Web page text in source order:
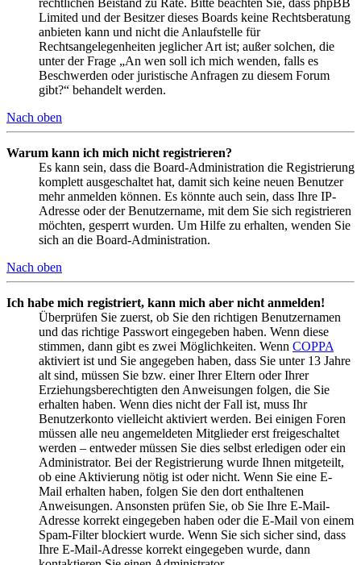
rechtlichen Beistand zu Rate. Bitte beachten Sie, dass phpBB
Limited und der Besitzer dieses Boards keine Rechtsberatung
anbieten kann und nicht die Anlaufstelle für
Rechtsangelegenheiten jeglicher Art ist; außer solchen, die
unter der Frage „An wen soll ich mich wenden, falls es
Beschwerden oder juristische Anfragen zu diesem Forum
gibt?“ behandelt werden.
Nach oben
Warum kann ich mich nicht registrieren?
Es kann sein, dass die Board-Administration die Registrierung
komplett ausgeschaltet hat, damit sich keine neuen Benutzer
mehr anmelden können. Es könnte auch sein, dass Ihre IP-
Adresse oder der Benutzername, mit dem Sie sich registrieren
möchten, gesperrt wurden. Um Hilfe zu erhalten, wenden Sie
sich an die Board-Administration.
Nach oben
Ich habe mich registriert, kann mich aber nicht anmelden!
Überprüfen Sie zuerst, ob Sie den richtigen Benutzernamen
und das richtige Passwort eingegeben haben. Wenn diese
stimmen, dann gibt es zwei Möglichkeiten. Wenn COPPA
aktiviert ist und Sie angegeben haben, dass Sie unter 13 Jahre
alt sind, müssen Sie bzw. einer Ihrer Eltern oder Ihrer
Erziehungsberechtigten den Anweisungen folgen, die Sie
erhalten haben. Wenn dies nicht der Fall ist, muss Ihr
Benutzerkonto vielleicht aktiviert werden. Bei einigen Foren
müssen alle neu angemeldeten Mitglieder erst freigeschaltet
werden – entweder müssen Sie dies selbst erledigen oder ein
Administrator. Bei der Registrierung wurde Ihnen mitgeteilt,
ob eine Aktivierung nötig ist oder nicht. Wenn Sie eine E-
Mail erhalten haben, folgen Sie den dort enthaltenen
Anweisungen. Ansonsten prüfen Sie, ob Sie Ihre E-Mail-
Adresse korrekt eingegeben haben oder die E-Mail von einem
Spam-Filter blockiert wurde. Wenn Sie sich sicher sind, dass
Ihre E-Mail-Adresse korrekt eingegeben wurde, dann